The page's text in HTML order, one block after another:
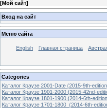
[Мой сайт]
Вход на сайт
Меню сайта
English Главная страница
Categories
Каталог Краузе 2001-Date (2015-9th-
Каталог Краузе 1901-2000 (2015-42nd-
Каталог Краузе 1801-1900 (2014-6th-
Каталог Краузе 1701-1800_(2014-6th-